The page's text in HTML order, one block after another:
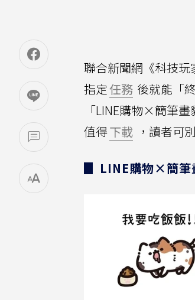
聯合新聞網《科技玩
指定任務 後就能「
「LINE購物×簡筆
值得下載 ，讀者可
▊ LINE購物×簡筆